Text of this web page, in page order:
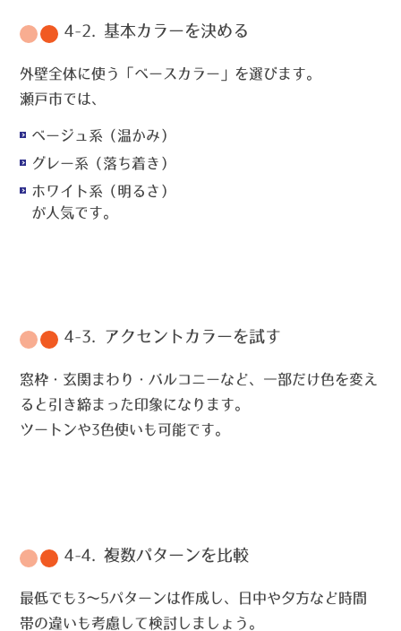
4-2. 基本カラーを決める
外壁全体に使う「ベースカラー」を選びます。
瀬戸市では、
ベージュ系（温かみ）
グレー系（落ち着き）
ホワイト系（明るさ）
が人気です。
4-3. アクセントカラーを試す
窓枠・玄関まわり・バルコニーなど、一部だけ色を変え
ると引き締まった印象になります。
ツートンや3色使いも可能です。
4-4. 複数パターンを比較
最低でも3〜5パターンは作成し、日中や夕方など時間
帯の違いも考慮して検討しましょう。